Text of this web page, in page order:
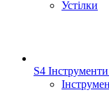
Устілки
S4